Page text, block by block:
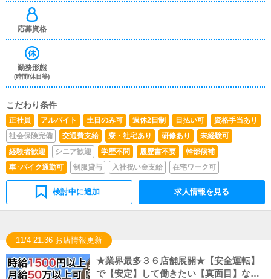
応募資格
勤務形態
(時間/休日等)
こだわり条件
正社員 アルバイト 土日のみ可 週休2日制 日払い可
資格手当あり
社会保険完備
交通費支給 寮・社宅あり 研修あり
未経験可
経験者歓迎
シニア歓迎 学歴不問 履歴書不要
幹部候補
車･バイク通勤可
制服貸与 入社祝い金支給 在宅ワーク可
検討中に追加 求人情報を見る
11/4 21:36 お店情報更新
★業界最多３６店舗展開★【安全運転】
で【安定】して働きたい【真面目】なド